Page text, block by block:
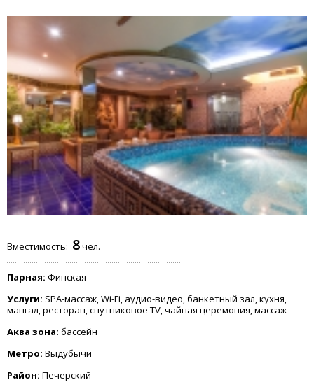
Вместимость: 8чел.
Парная: Финская
Услуги: SPA-массаж, Wi-Fi, аудио-видео, банкетный зал, кухня,
мангал, ресторан, спутниковое TV, чайная церемония, массаж
Аква зона: бассейн
Метро: Выдубычи
Район: Печерский